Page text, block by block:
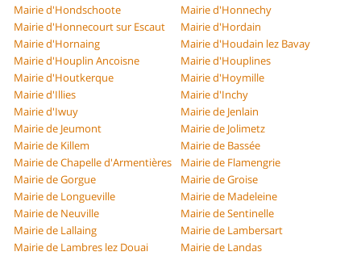
Mairie d'Hondschoote
Mairie d'Honnechy
Mairie d'Honnecourt sur Escaut
Mairie d'Hordain
Mairie d'Hornaing
Mairie d'Houdain lez Bavay
Mairie d'Houplin Ancoisne
Mairie d'Houplines
Mairie d'Houtkerque
Mairie d'Hoymille
Mairie d'Illies
Mairie d'Inchy
Mairie d'Iwuy
Mairie de Jenlain
Mairie de Jeumont
Mairie de Jolimetz
Mairie de Killem
Mairie de Bassée
Mairie de Chapelle d'Armentières
Mairie de Flamengrie
Mairie de Gorgue
Mairie de Groise
Mairie de Longueville
Mairie de Madeleine
Mairie de Neuville
Mairie de Sentinelle
Mairie de Lallaing
Mairie de Lambersart
Mairie de Lambres lez Douai
Mairie de Landas